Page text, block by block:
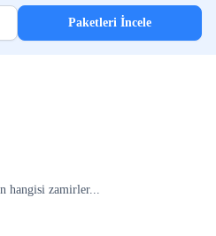
Paketleri İncele
hangisi zamirler...